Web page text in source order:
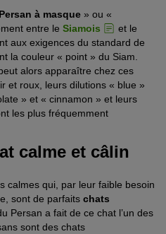
Persan à masque » ou «
entre le Siamois
et le
aux exigences du standard de
la couleur « point » du Siam.
alors apparaître chez ces
et roux, leurs dilutions « blue »
» et « cinnamon » et leurs
les plus fréquemment
calme et câlin
calmes qui, par leur faible besoin
sont de parfaits chats
Persan a fait de ce chat l’un des
sont des chats